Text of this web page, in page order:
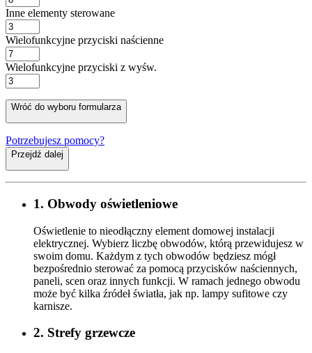
Inne elementy sterowane
Wielofunkcyjne przyciski naścienne
Wielofunkcyjne przyciski z wyśw.
Wróć do wyboru formularza
Potrzebujesz pomocy?
Przejdź dalej
1. Obwody oświetleniowe
Oświetlenie to nieodłączny element domowej instalacji
elektrycznej. Wybierz liczbę obwodów, którą przewidujesz w
swoim domu. Każdym z tych obwodów będziesz mógł
bezpośrednio sterować za pomocą przycisków naściennych,
paneli, scen oraz innych funkcji. W ramach jednego obwodu
może być kilka źródeł światła, jak np. lampy sufitowe czy
karnisze.
2. Strefy grzewcze